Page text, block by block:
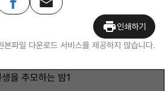
인쇄하기
본파일 다운로드 서비스를 제공하지 않습니다.